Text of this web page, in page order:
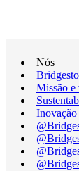
Nós
Missão e
Inovação